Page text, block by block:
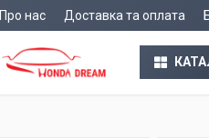
Про нас Доставка та оплата